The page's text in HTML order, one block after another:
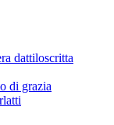
dattiloscritta
di grazia